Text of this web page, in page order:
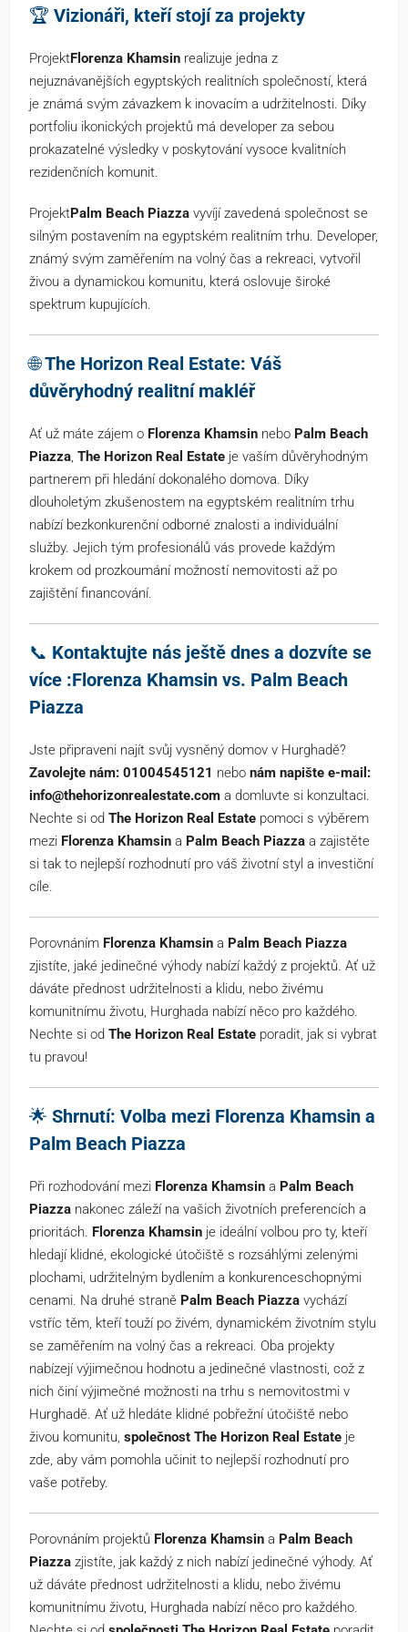
🏆 Vizionáři, kteří stojí za projekty
ProjektFlorenza Khamsin realizuje jedna z
nejuznávanějších egyptských realitních společností, která
je známá svým závazkem k inovacím a udržitelnosti. Díky
portfoliu ikonických projektů má developer za sebou
prokazatelné výsledky v poskytování vysoce kvalitních
rezidenčních komunit.
ProjektPalm Beach Piazza vyvíjí zavedená společnost se
silným postavením na egyptském realitním trhu. Developer,
známý svým zaměřením na volný čas a rekreaci, vytvořil
živou a dynamickou komunitu, která oslovuje široké
spektrum kupujících.
🌐The Horizon Real Estate: Váš
důvěryhodný realitní makléř
Ať už máte zájem o Florenza Khamsin nebo Palm Beach
Piazza, The Horizon Real Estate je vaším důvěryhodným
partnerem při hledání dokonalého domova. Díky
dlouholetým zkušenostem na egyptském realitním trhu
nabízí bezkonkurenční odborné znalosti a individuální
služby. Jejich tým profesionálů vás provede každým
krokem od prozkoumání možností nemovitosti až po
zajištění financování.
📞 Kontaktujte nás ještě dnes a dozvíte se
více :Florenza Khamsin vs. Palm Beach
Piazza
Jste připraveni najít svůj vysněný domov v Hurghadě?
Zavolejte nám: 01004545121 nebo nám napište e-mail:
info@thehorizonrealestate.com a domluvte si konzultaci.
Nechte si od The Horizon Real Estate pomoci s výběrem
mezi Florenza Khamsin a Palm Beach Piazza a zajistěte
si tak to nejlepší rozhodnutí pro váš životní styl a investiční
cíle.
Porovnáním Florenza Khamsin a Palm Beach Piazza
zjistíte, jaké jedinečné výhody nabízí každý z projektů. Ať už
dáváte přednost udržitelnosti a klidu, nebo živému
komunitnímu životu, Hurghada nabízí něco pro každého.
Nechte si od The Horizon Real Estate poradit, jak si vybrat
tu pravou!
🌟 Shrnutí: Volba mezi Florenza Khamsin a
Palm Beach Piazza
Při rozhodování mezi Florenza Khamsin a Palm Beach
Piazza nakonec záleží na vašich životních preferencích a
prioritách. Florenza Khamsin je ideální volbou pro ty, kteří
hledají klidné, ekologické útočiště s rozsáhlými zelenými
plochami, udržitelným bydlením a konkurenceschopnými
cenami. Na druhé straně Palm Beach Piazza vychází
vstříc těm, kteří touží po živém, dynamickém životním stylu
se zaměřením na volný čas a rekreaci. Oba projekty
nabízejí výjimečnou hodnotu a jedinečné vlastnosti, což z
nich činí výjimečné možnosti na trhu s nemovitostmi v
Hurghadě. Ať už hledáte klidné pobřežní útočiště nebo
živou komunitu, společnost The Horizon Real Estate je
zde, aby vám pomohla učinit to nejlepší rozhodnutí pro
vaše potřeby.
Porovnáním projektů Florenza Khamsin a Palm Beach
Piazza zjistíte, jak každý z nich nabízí jedinečné výhody. Ať
už dáváte přednost udržitelnosti a klidu, nebo živému
komunitnímu životu, Hurghada nabízí něco pro každého.